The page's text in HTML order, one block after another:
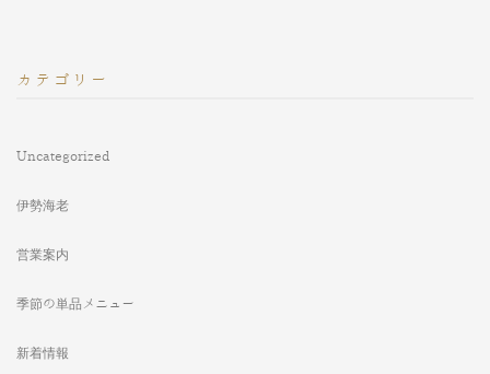
カテゴリー
Uncategorized
伊勢海老
営業案内
季節の単品メニュー
新着情報